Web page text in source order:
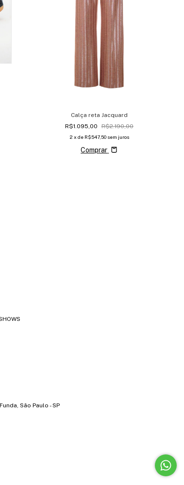
Calça reta Jacquard
R$1.095,00
R$2.190,00
2 x de R$547,50 sem juros
Comprar
São Paulo - SP